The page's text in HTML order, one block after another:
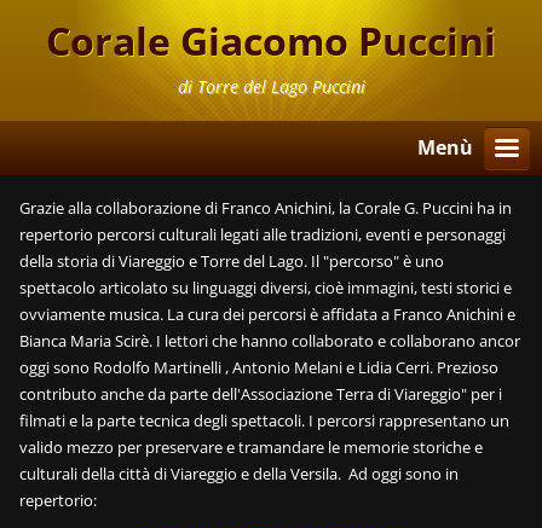
Corale Giacomo Puccini
di Torre del Lago Puccini
Menù
Grazie alla collaborazione di Franco Anichini, la Corale G. Puccini ha in
repertorio percorsi culturali legati alle tradizioni, eventi e personaggi
della storia di Viareggio e Torre del Lago. Il "percorso" è uno
spettacolo articolato su linguaggi diversi, cioè immagini, testi storici e
ovviamente musica. La cura dei percorsi è affidata a Franco Anichini e
Bianca Maria Scirè. I lettori che hanno collaborato e collaborano ancor
oggi sono Rodolfo Martinelli , Antonio Melani e Lidia Cerri. Prezioso
contributo anche da parte dell'Associazione Terra di Viareggio" per i
filmati e la parte tecnica degli spettacoli. I percorsi rappresentano un
valido mezzo per preservare e tramandare le memorie storiche e
culturali della città di Viareggio e della Versila. Ad oggi sono in
repertorio: